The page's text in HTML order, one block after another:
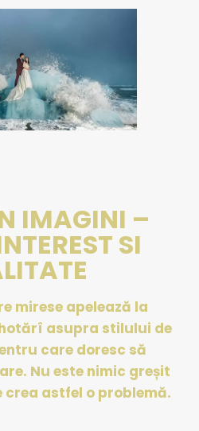
IMAGINI –
SI
mirese apelează la
asupra stilului de
care doresc să
Nu este nimic greșit
astfel o problemă.